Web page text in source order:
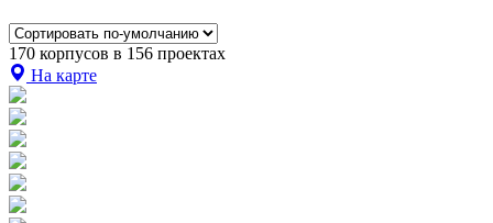
170 корпусов в 156 проектах
На карте